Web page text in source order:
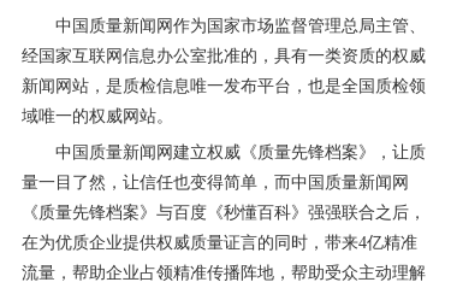
中国质量新闻网作为国家市场监督管理总局主管、
经国家互联网信息办公室批准的，具有一类资质的权威
新闻网站，是质检信息唯一发布平台，也是全国质检领
域唯一的权威网站。
中国质量新闻网建立权威《质量先锋档案》，让质
量一目了然，让信任也变得简单，而中国质量新闻网
《质量先锋档案》与百度《秒懂百科》强强联合之后，
在为优质企业提供权威质量证言的同时，带来4亿精准
流量，帮助企业占领精准传播阵地，帮助受众主动理解